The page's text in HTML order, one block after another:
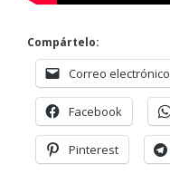
Compártelo:
Correo electrónico
Facebook
Pinterest